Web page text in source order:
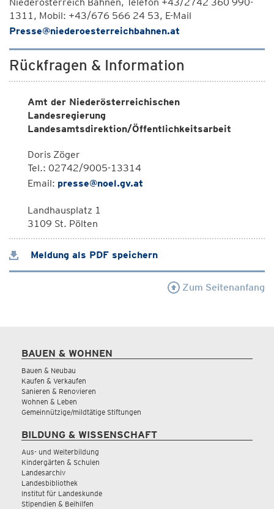
1311, Mobil: +43/676 566 24 53, E-Mail
Presse@niederoesterreichbahnen.at
Rückfragen & Information
Amt der Niederösterreichischen
Landesregierung
Landesamtsdirektion/Öffentlichkeitsarbeit
Doris Zöger
Tel.: 02742/9005-13314
Email: presse@noel.gv.at
Landhausplatz 1
3109 St. Pölten
Meldung als PDF speichern
Zum Seitenanfang
BAUEN & WOHNEN
Bauen & Neubau
Kaufen & Verkaufen
Sanieren & Renovieren
Wohnen & Leben
Gemeinnützige/mildtätige Stiftungen
BILDUNG & WISSENSCHAFT
Aus- und Weiterbildung
Kindergärten & Schulen
Landesarchiv
Landesbibliothek
Institut für Landeskunde
Stipendien & Beihilfen